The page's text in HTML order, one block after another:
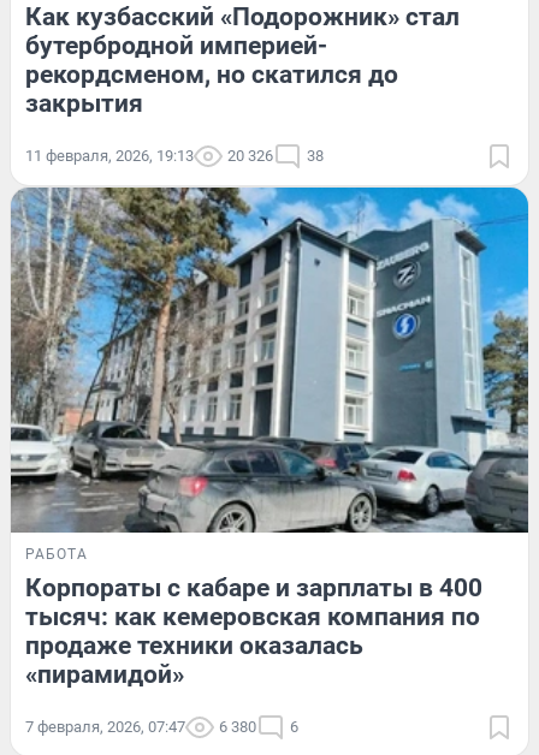
Как кузбасский «Подорожник» стал
бутербродной империей-
рекордсменом, но скатился до
закрытия
11 февраля, 2026, 19:13 20 326 38
РАБОТА
Корпораты с кабаре и зарплаты в 400
тысяч: как кемеровская компания по
продаже техники оказалась
«пирамидой»
7 февраля, 2026, 07:47 6 380 6